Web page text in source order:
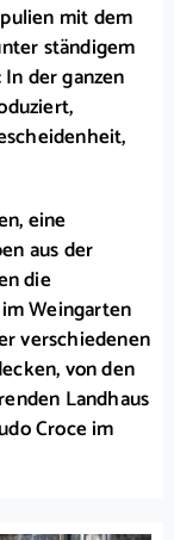
mit dem
ständigem
der ganzen
eine
aus der
die
Weingarten
verschiedenen
von den
Landhaus
Croce im